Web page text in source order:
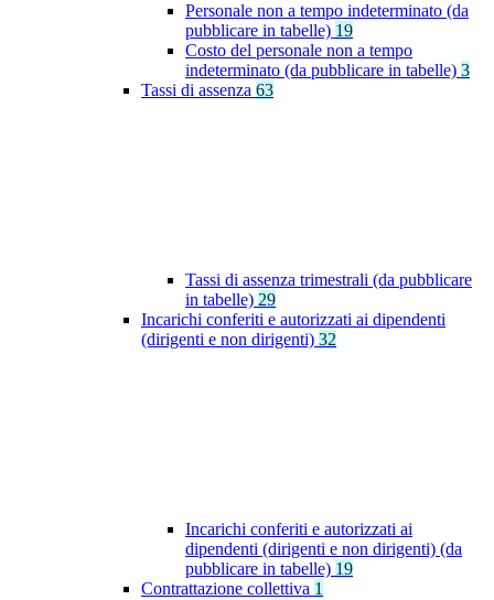
Personale non a tempo indeterminato (da
pubblicare in tabelle) 19
Costo del personale non a tempo
indeterminato (da pubblicare in tabelle) 3
Tassi di assenza 63
Tassi di assenza trimestrali (da pubblicare
in tabelle) 29
Incarichi conferiti e autorizzati ai dipendenti
(dirigenti e non dirigenti) 32
Incarichi conferiti e autorizzati ai
dipendenti (dirigenti e non dirigenti) (da
pubblicare in tabelle) 19
Contrattazione collettiva 1